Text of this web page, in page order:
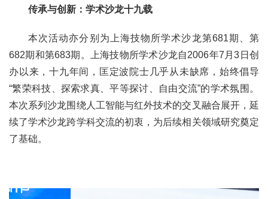
传承与创新：学术沙龙十九载
本次活动亦分别为上海技物所学术沙龙第681期、第
682期和第683期。上海技物所学术沙龙自2006年7月3日创
办以来，十九年间，匡定波院士几乎从未缺席，始终倡导
“繁荣科技、探索求真、平等探讨、自由交流”的学术氛围。
本次系列沙龙围绕人工智能与红外技术的交叉融合展开，延
续了学术沙龙跨学科交流的初衷，为后续相关领域研究奠定
了基础。